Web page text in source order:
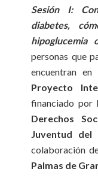
Sesión I:
diabetes,
hipoglucemia
personas que
encuentran
Proyecto
financiado por
Derechos
Juventud del
colaboración
Palmas de